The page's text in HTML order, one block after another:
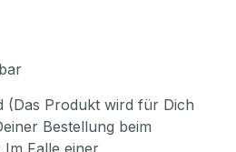
(Das Produkt wird für Dich
Bestellung beim
Im Falle einer